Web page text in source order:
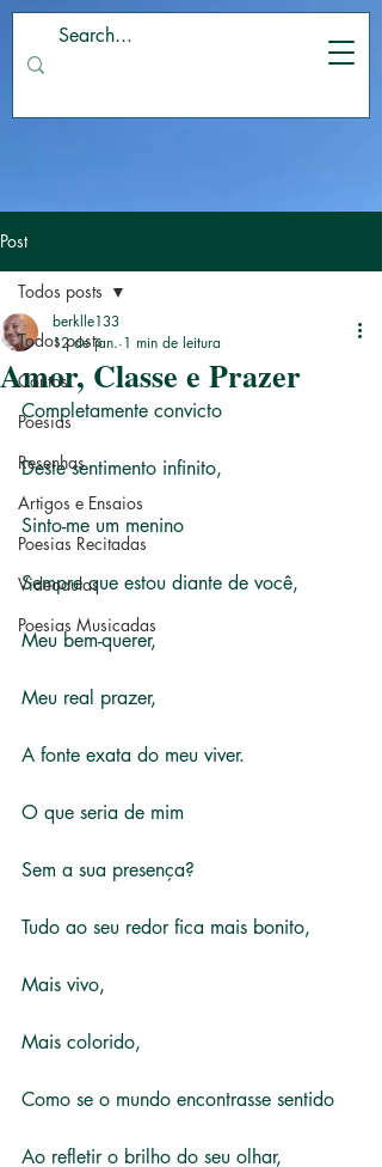
Post
Todos posts
Contos
Poesias
Resenhas
Artigos e Ensaios
Poesias Recitadas
Videoaulas
Poesias Musicadas
Todos posts
Amor, Classe e Prazer
berklle133
12 de jan. 1 min de leitura
Completamente convicto
Deste sentimento infinito,
Sinto-me um menino
Sempre que estou diante de você,
Meu bem-querer,
Meu real prazer,
A fonte exata do meu viver.
O que seria de mim
Sem a sua presença?
Tudo ao seu redor fica mais bonito,
Mais vivo,
Mais colorido,
Como se o mundo encontrasse sentido
Ao refletir o brilho do seu olhar,